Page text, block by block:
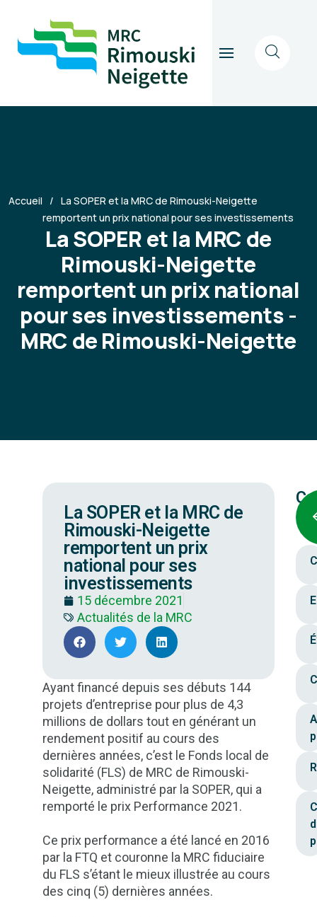
Accueil
La SOPER et la MRC de Rimouski-Neigette
remportent un prix national pour ses investissements
La SOPER et la MRC de
Rimouski-Neigette
remportent un prix national
pour ses investissements -
MRC de Rimouski-Neigette
La SOPER et la MRC de
Rimouski-Neigette
remportent un prix
national pour ses
investissements
15 décembre 2021
Actualités de la MRC
Ayant financé depuis ses débuts 144
projets d’entreprise pour plus de 4,3
millions de dollars tout en générant un
rendement positif au cours des
dernières années, c’est le Fonds local de
solidarité (FLS) de MRC de Rimouski-
Neigette, administré par la SOPER, qui a
remporté le prix Performance 2021.
Ce prix performance a été lancé en 2016
par la FTQ et couronne la MRC fiduciaire
du FLS s’étant le mieux illustrée au cours
des cinq (5) dernières années.